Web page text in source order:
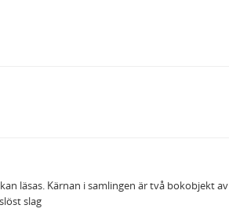
läsas. Kärnan i samlingen är två bokobjekt av
slag